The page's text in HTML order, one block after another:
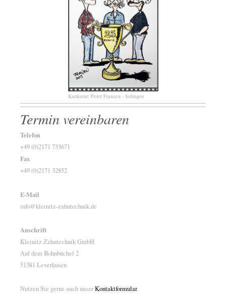
Karikatur: Peter Franzen - Solingen
Termin vereinbaren
Telefon
+49 (0)2171 733671
Fax
+49 (0)2171 32852
E-Mail
info@kleinitz-zahntechnik.de
Anschrift
Kleinitz Zahntechnik GmbH
Auf dem Bohnbüchel 2
51381 Leverkusen
Nutzen Sie gerne auch unserKontaktformular.